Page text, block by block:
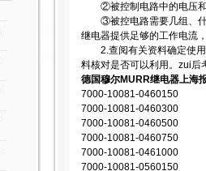
②被控制电路中的电压和
③被控电路需要几组、什
继电器提供足够的工作电流
2.查阅有关资料确定使用
料核对是否可以利用。zui后
德国穆尔MURR继电器上海
7000-10081-0460150
7000-10081-0460300
7000-10081-0460500
7000-10081-0460750
7000-10081-0461000
7000-10081-0560150